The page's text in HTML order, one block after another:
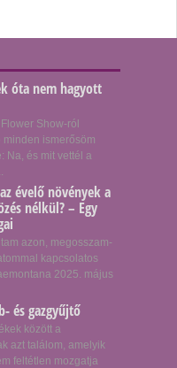
óta nem hagyott
Show-ról
minden ismerősöm
Na, és mit vettél a
évelő növények a
nélkül? – Egy
azon, megosszam-
kapcsolatos
2025. május
és gazgyűjtő
között a
azt találom, amelyik
feltétlen mozgatja